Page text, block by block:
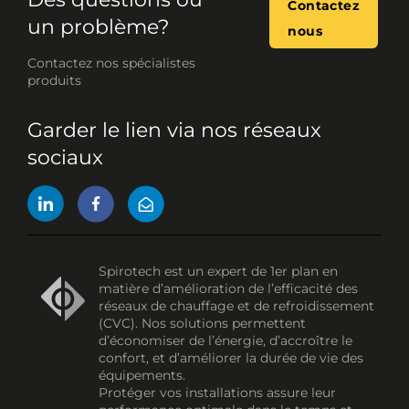
un problème?
Contactez nos spécialistes
produits
Contactez
nous
Garder le lien via nos réseaux
sociaux
Spirotech est un expert de 1er plan en
matière d’amélioration de l’efficacité des
réseaux de chauffage et de refroidissement
(CVC). Nos solutions permettent
d’économiser de l’énergie, d’accroître le
confort, et d’améliorer la durée de vie des
équipements.
Protéger vos installations assure leur